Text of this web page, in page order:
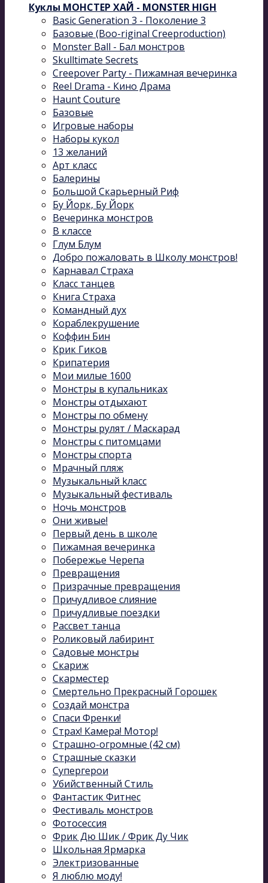
Куклы МОНСТЕР ХАЙ - MONSTER HIGH
Basic Generation 3 - Поколение 3
Базовые (Boo-riginal Creeproduction)
Monster Ball - Бал монстров
Skulltimate Secrets
Creepover Party - Пижамная вечеринка
Reel Drama - Кино Драма
Haunt Couture
Базовые
Игровые наборы
Наборы кукол
13 желаний
Арт класс
Балерины
Большой Скарьерный Риф
Бу Йорк, Бу Йорк
Вечеринка монстров
В классе
Глум Блум
Добро пожаловать в Школу монстров!
Карнавал Cтраха
Класс танцев
Книга Страха
Командный дух
Кораблекрушение
Коффин Бин
Крик Гиков
Крипатерия
Мои милые 1600
Монстры в купальниках
Монстры отдыхают
Монстры по обмену
Монстры рулят / Маскарад
Монстры с питомцами
Монстры спорта
Мрачный пляж
Музыкальный kласс
Музыкальный фестиваль
Ночь монстров
Они живые!
Первый день в школе
Пижамная вечеринка
Побережье Черепа
Превращения
Призрачные превращения
Причудливое слияние
Причудливые поездки
Рассвет танца
Роликовый лабиринт
Садовые монстры
Скариж
Скарместер
Смертельно Прекрасный Горошек
Создай монстра
Спаси Френки!
Страх! Камера! Мотор!
Страшно-огромные (42 см)
Страшные сказки
Супергерои
Убийственный Стиль
Фантастик Фитнес
Фестиваль монстров
Фотосессия
Фрик Дю Шик / Фрик Ду Чик
Школьная Ярмарка
Электризованные
Я люблю моду!